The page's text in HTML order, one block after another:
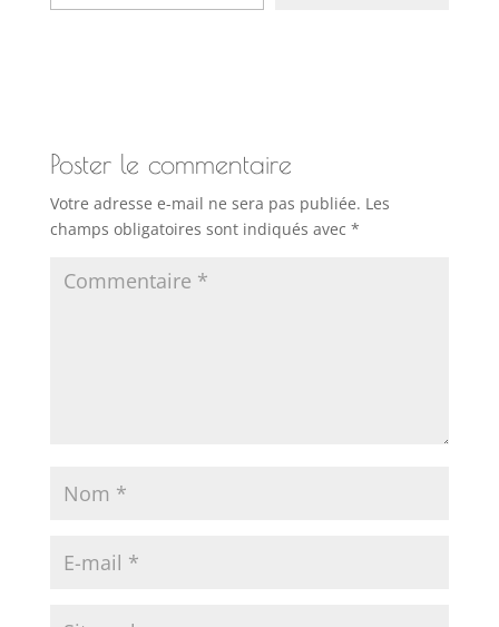
Poster le commentaire
Votre adresse e-mail ne sera pas publiée. Les
champs obligatoires sont indiqués avec *